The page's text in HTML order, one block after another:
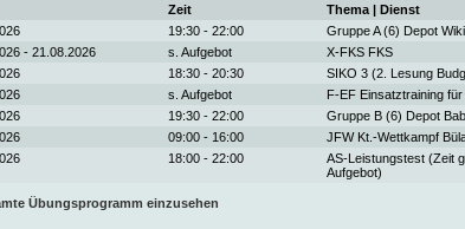
Zeit Thema | Dienst
19:30 - 22:00 Gruppe A (6) Depot Wiki
- 21.08.2026 s. Aufgebot X-FKS FKS
18:30 - 20:30 SIKO 3 (2. Lesung
s. Aufgebot F-EF Einsatztraining
19:30 - 22:00 Gruppe B (6) Depot
09:00 - 16:00 JFW Kt.-Wettkampf
18:00 - 22:00
AS-Leistungstest (Zeit
Aufgebot)
Übungsprogramm einzusehen